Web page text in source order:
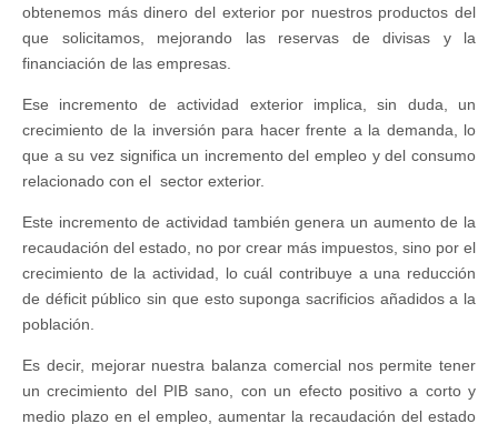
obtenemos más dinero del exterior por nuestros productos del
que solicitamos, mejorando las reservas de divisas y la
financiación de las empresas.
Ese incremento de actividad exterior implica, sin duda, un
crecimiento de la inversión para hacer frente a la demanda, lo
que a su vez significa un incremento del empleo y del consumo
relacionado con el sector exterior.
Este incremento de actividad también genera un aumento de la
recaudación del estado, no por crear más impuestos, sino por el
crecimiento de la actividad, lo cuál contribuye a una reducción
de déficit público sin que esto suponga sacrificios añadidos a la
población.
Es decir, mejorar nuestra balanza comercial nos permite tener
un crecimiento del PIB sano, con un efecto positivo a corto y
medio plazo en el empleo, aumentar la recaudación del estado